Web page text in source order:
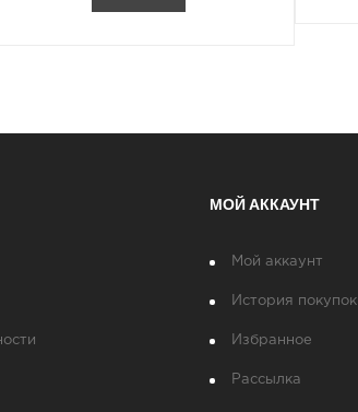
МОЙ АККАУНТ
Мой аккаунт
История покупок
Избранное
Рассылка